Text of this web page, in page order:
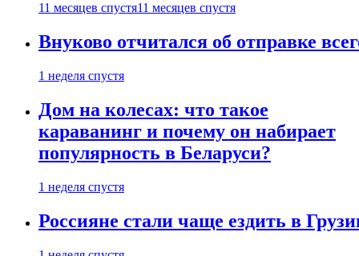
11 месяцев спустя11 месяцев спустя
Внуково отчитался об отправке
1 неделя спустя
Дом на колесах: что такое
караванинг и почему он набирает
популярность в Беларуси?
1 неделя спустя
Россияне стали чаще ездить в